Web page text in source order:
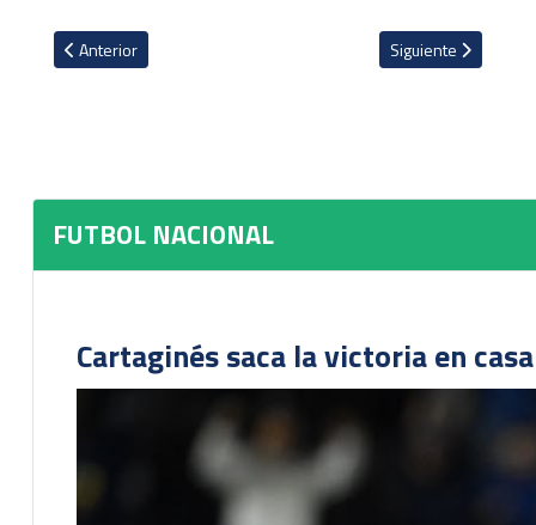
Artículo anterior: UNAFUT cambia fecha de juego Sporting vs.
Anterior Artículo siguiente:
Siguiente
FUTBOL NACIONAL
Cartaginés saca la victoria en